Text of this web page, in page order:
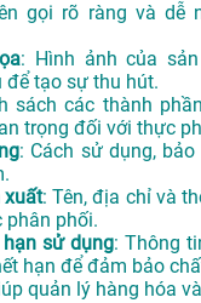
gọi rõ ràng và dễ
: Hình ảnh của
tạo sự thu hút.
sách các thành
trọng đối với thực
: Cách sử dụng,
xuất: Tên, địa chỉ và
phân phối.
sử dụng: Thông
hạn để đảm bảo
quản lý hàng hóa